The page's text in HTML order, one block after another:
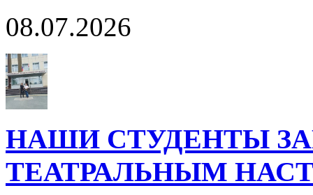
08.07.2026
НАШИ СТУДЕНТЫ
ТЕАТРАЛЬНЫМ